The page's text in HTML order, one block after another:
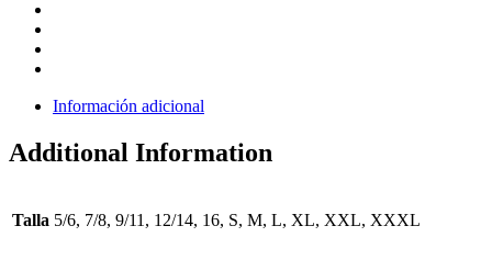
Información adicional
Additional Information
Talla 5/6, 7/8, 9/11, 12/14, 16, S, M, L, XL, XXL, XXXL